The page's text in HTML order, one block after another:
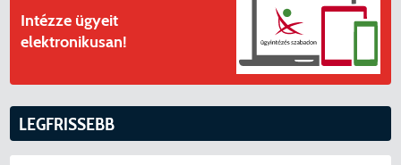
Intézze ügyeit
elektronikusan!
LEGFRISSEBB